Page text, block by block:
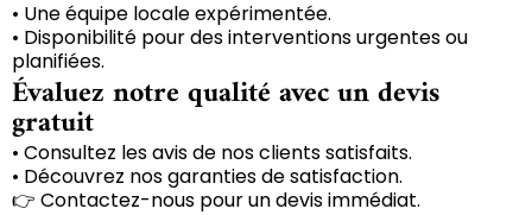
• Une équipe locale expérimentée.
• Disponibilité pour des interventions urgentes ou
planifiées.
Évaluez notre qualité avec un devis
gratuit
• Consultez les avis de nos clients satisfaits.
• Découvrez nos garanties de satisfaction.
👉 Contactez-nous pour un devis immédiat.